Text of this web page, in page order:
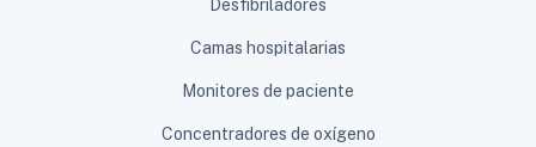
Desfibriladores
Camas hospitalarias
Monitores de paciente
Concentradores de oxígeno